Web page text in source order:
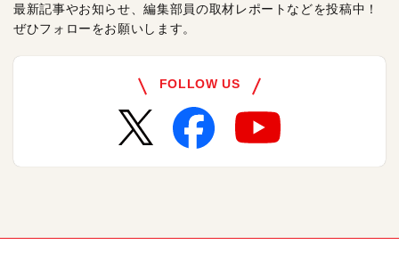
最新記事やお知らせ、編集部員の取材レポートなどを投稿中！
ぜひフォローをお願いします。
FOLLOW US